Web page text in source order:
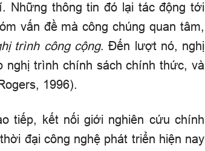
Những thông tin đó lại tác động tới
vấn đề mà công chúng quan tâm,
trình công cộng. Đến lượt nó, nghị
nghị trình chính sách chính thức, và
1996).
tiếp, kết nối giới nghiên cứu chính
đại công nghệ phát triển hiện nay